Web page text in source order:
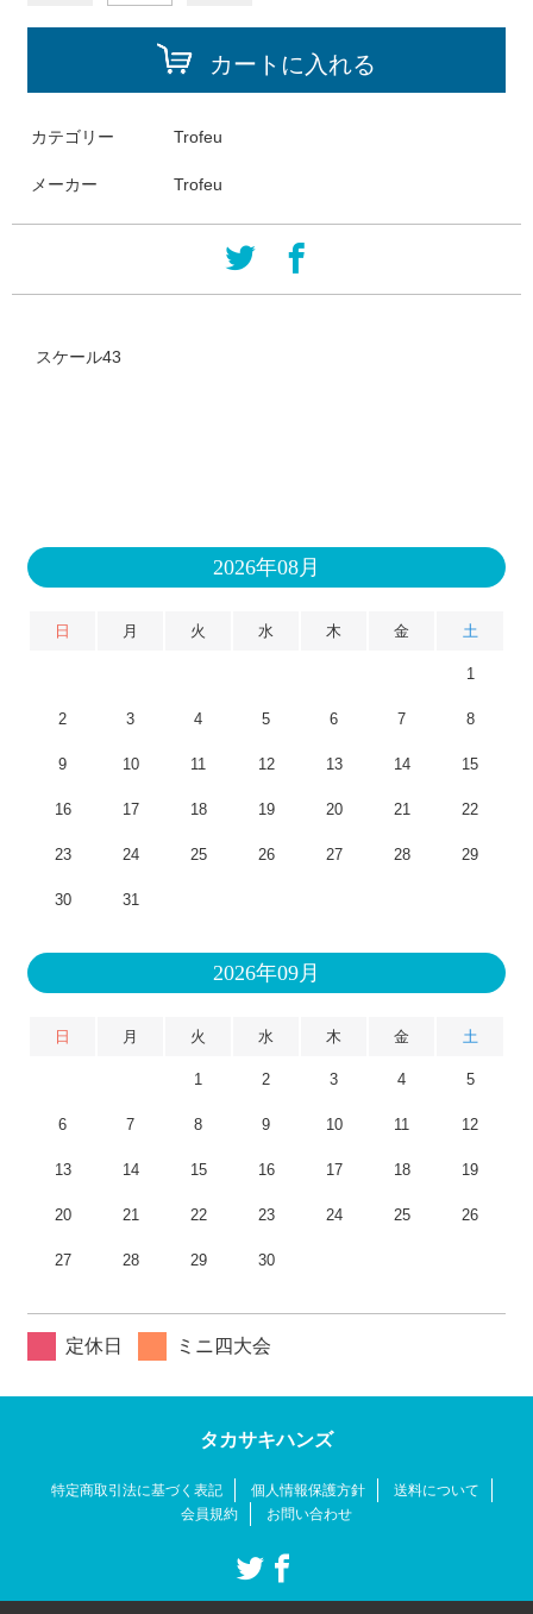
カートに入れる
カテゴリー Trofeu
メーカー Trofeu
スケール43
2026年08月
日 月 火 水 木 金 土
1
2 3 4 5 6 7 8
9 10 11 12 13 14 15
16 17 18 19 20 21 22
23 24 25 26 27 28 29
30 31
2026年09月
日 月 火 水 木 金 土
1 2 3 4 5
6 7 8 9 10 11 12
13 14 15 16 17 18 19
20 21 22 23 24 25 26
27 28 29 30
定休日 ミニ四大会
タカサキハンズ
特定商取引法に基づく表記 個人情報保護方針
送料について
会員規約
お問い合わせ